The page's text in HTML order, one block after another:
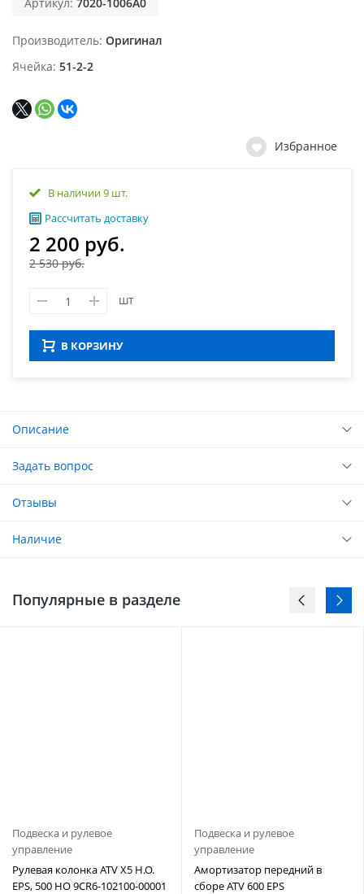
Производитель Оригинал
Ячейка 51-2-2
Избранное
В наличии 9 шт.
Рассчитать доставку
2 200 руб.
2 530 руб.
шт
В КОРЗИНУ
Описание
Задать вопрос
Отзывы
Наличие
Популярные в разделе
Подвеска и рулевое
управление
Рулевая колонка ATV X5 H.O.
EPS, 500 HO 9CR6-102100-00001
Подвеска и рулевое
управление
Амортизатор передний в
сборе ATV 600 EPS